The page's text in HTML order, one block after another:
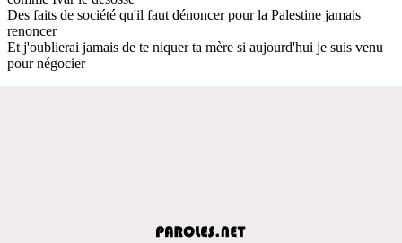
Des faits de société qu'il faut dénoncer pour la Palestine jamais
renoncer
Et j'oublierai jamais de te niquer ta mère si aujourd'hui je suis venu
pour négocier